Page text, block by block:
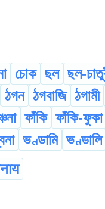
চোক ছল ছল-
ঠগন ঠগবাজি ঠগামী
ফাঁকি ফাঁকি-ফুকা
ভণ্ডামি ভণ্ডালি